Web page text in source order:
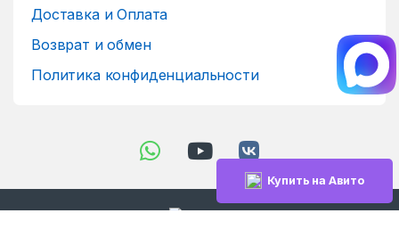
Купить на Авито
Доставка и Оплата
Возврат и обмен
Политика конфиденциальности